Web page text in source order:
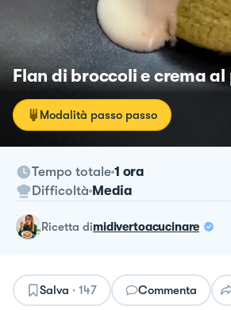
Flan di broccoli e crema
Modalità passo passo
Tempo totale 1 ora
Difficoltà Media
ricetta dimidivertoacucinare
Salva · 147 Commenta